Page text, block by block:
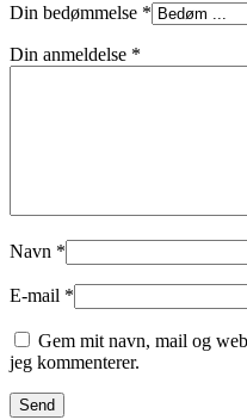
Din bedømmelse *
Din anmeldelse *
Navn *
E-mail *
Gem mit navn, mail og
jeg kommenterer.